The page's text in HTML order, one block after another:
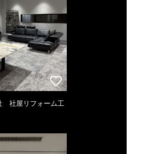
社屋リフォーム工